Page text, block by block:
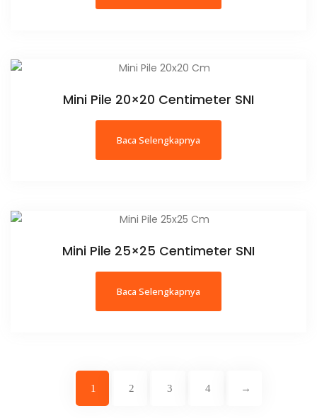
Mini Pile 20×20 Centimeter SNI
Baca Selengkapnya
Mini Pile 25×25 Centimeter SNI
Baca Selengkapnya
1 2 3 4 →